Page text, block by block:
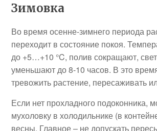
Зимовка
Во время осенне-зимнего периода
переходит в состояние покоя.
до +5…+10 °C, полив сокращают,
уменьшают до 8-10 часов. В это
тревожить растение, пересаживать
Если нет прохладного подоконника,
мухоловку в холодильнике (в
весны. Главное – не допускать